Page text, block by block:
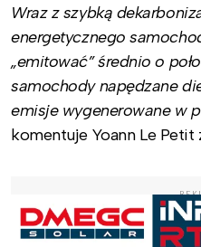
Wraz z szybką
energetycznego
„emitować” średnio o
samochody napędzane
emisje wygenerowane w
komentuje Yoann Le Petit